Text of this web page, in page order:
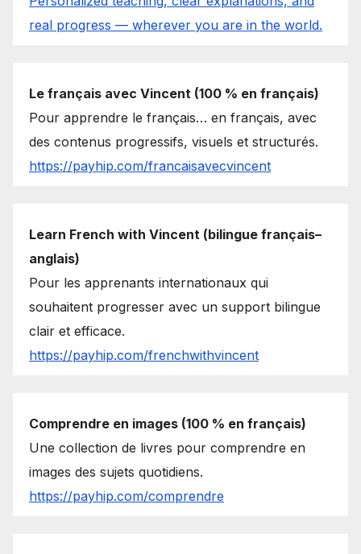
real progress — wherever you are in the world.
Le français avec Vincent (100 % en français)
Pour apprendre le français… en français, avec
des contenus progressifs, visuels et structurés.
https://payhip.com/francaisavecvincent
Learn French with Vincent (bilingue français–
anglais)
Pour les apprenants internationaux qui
souhaitent progresser avec un support bilingue
clair et efficace.
https://payhip.com/frenchwithvincent
Comprendre en images (100 % en français)
Une collection de livres pour comprendre en
images des sujets quotidiens.
https://payhip.com/comprendre